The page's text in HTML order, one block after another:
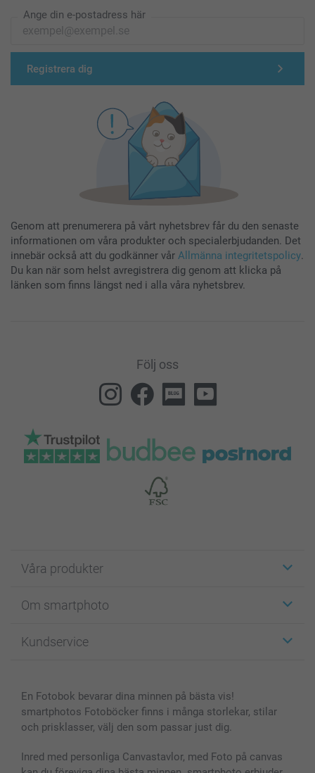
Ange din e-postadress här
Registrera dig
Genom att prenumerera på vårt nyhetsbrev får du den senaste
informationen om våra produkter och specialerbjudanden. Det
innebär också att du godkänner vår Allmänna integritetspolicy.
Du kan när som helst avregistrera dig genom att klicka på
länken som finns längst ned i alla våra nyhetsbrev.
Följ oss
Våra produkter
Fotokort
Fotoböcker
Skal till Mobil & Surfplatta
MyNameBook
Fotoramar & Tillbehör
Om smartphoto
För affiliates
Sitemap
Villkor och garantier
Kundservice
smartbonus
Priser & betalning
En Fotobok bevarar dina minnen på bästa vis!
smartphotos Fotoböcker finns i många storlekar, stilar
och prisklasser, välj den som passar just dig.
Inred med personliga Canvastavlor, med Foto på canvas